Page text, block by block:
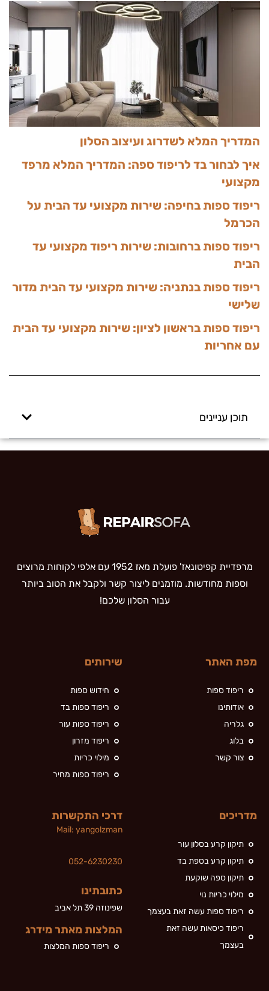
המדריך המלא לשדרוג ועיצוב הסלון
איך לבחור בד לריפוד ספה: המדריך המלא מרפד
מקצועי
ריפוד ספות בחיפה: שירות מקצועי עד הבית על
הכרמל
ריפוד ספות ברחובות: שירות ריפוד מקצועי עד
הבית
ריפוד ספות בנתניה: שירות מקצועי עד הבית מדור
שלישי
ריפוד ספות בראשון לציון: שירות מקצועי עד הבית
עם אחריות
תוכן עניינים
מרפדיית קפיטונאז' פועלת מאז 1952 עם אלפי לקוחות מרוצים
וספות מחודשות. מוזמנים ליצור קשר ולקבל את הטוב ביותר
עבור הסלון שלכם!
מפת האתר
ריפוד ספות
אודותינו
גלריה
בלוג
צור קשר
שירותים
חידוש ספות
ריפוד ספות בד
ריפוד ספות עור
ריפוד מזרון
מילוי כריות
ריפוד ספות מחיר
מדריכים
תיקון קרע בסלון עור
תיקון קרע בספת בד
תיקון ספה שוקעת
מילוי כריות נוי
ריפוד ספות עשה זאת בעצמך
ריפוד כיסאות עשה זאת
בעצמך
דרכי התקשרות
Mail: yangolzman
052-6230230
כתובתינו
שפינוזה 39 תל אביב
המלצות מאתר מידרג
ריפוד ספות המלצות